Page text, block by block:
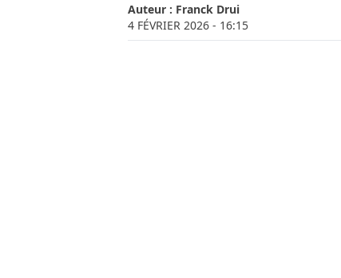
Auteur : Franck Drui
4 FÉVRIER 2026 - 16:15